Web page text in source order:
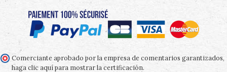
Comerciante aprobado por la empresa de comentarios garantizados,
haga clic aquí para mostrar la certificación.